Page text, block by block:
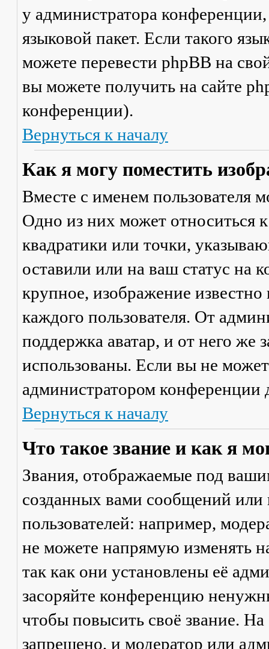
у администратора
языковой пакет. Если такого
можете перевести phpBB на
вы можете получить на сайте
конференции).
Вернуться к началу
Как я могу поместить
Вместе с именем пользователя
Одно из них может относиться
квадратики или точки,
оставили или на ваш статус на
крупное, изображение
каждого пользователя. От
поддержка аватар, и от него же
использованы. Если вы не
администратором конференции
Вернуться к началу
Что такое звание и как я
Звания, отображаемые под
созданных вами сообщений
пользователей: например,
не можете напрямую изменять
так как они установлены её
засоряйте конференцию
чтобы повысить своё звание.
запрещено, и модератор или